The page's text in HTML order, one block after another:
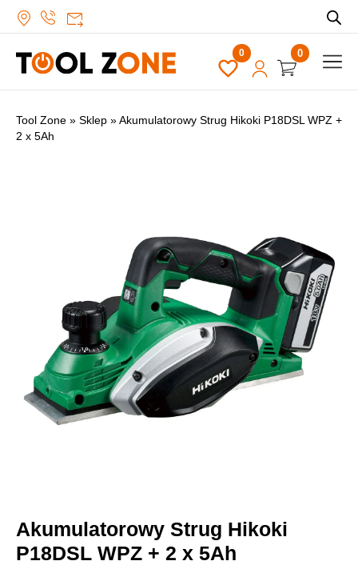
0
Tool Zone » Sklep »Akumulatorowy Strug Hikoki P18DSL WPZ +
2 x 5Ah
Akumulatorowy Strug Hikoki
P18DSL WPZ + 2 x 5Ah